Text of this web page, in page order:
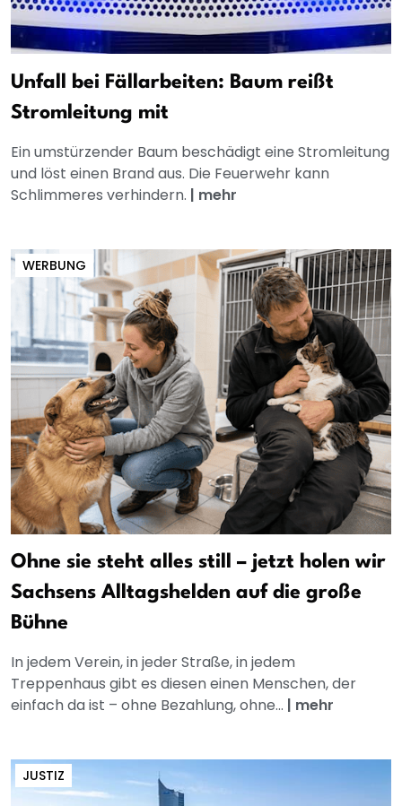
Unfall bei Fällarbeiten: Baum reißt
Stromleitung mit
Ein umstürzender Baum beschädigt eine Stromleitung
und löst einen Brand aus. Die Feuerwehr kann
Schlimmeres verhindern. | mehr
WERBUNG
Ohne sie steht alles still – jetzt holen wir
Sachsens Alltagshelden auf die große
Bühne
In jedem Verein, in jeder Straße, in jedem
Treppenhaus gibt es diesen einen Menschen, der
einfach da ist – ohne Bezahlung, ohne... | mehr
JUSTIZ